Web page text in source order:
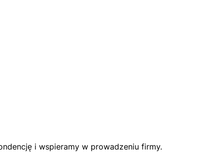
i wspieramy w prowadzeniu firmy.